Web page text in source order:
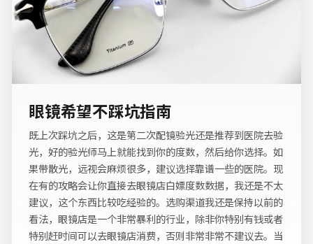
眼镜希望不踩坑指南
既上次踩坑之后，这是第二次配镜验光还是推荐到医院去验
光，好的验光师马上就能找到你的度数，然后给你选择。如
果带散光，远视会麻烦很多，建议选择靠谱一些的医院。现
在有的攻略会让你直接去眼镜店白嫖度数数据，我还是不太
建议，这个东西比较吃经验的。选购渠道我还是保持以前的
看法，眼镜店是一个非常暴利的行业，除非你特别有钱或者
特别赶时间可以去眼镜店消费，否则非常非常不建议去。当